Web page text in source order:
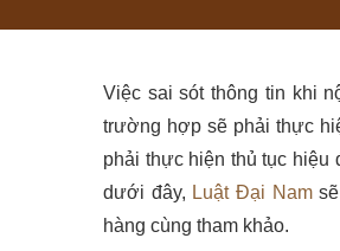
Việc sai sót thông tin khi
trường hợp sẽ phải thực
phải thực hiện thủ tục hiệu
dưới đây, Luật Đại Namsẽ
hàng cùng tham khảo.